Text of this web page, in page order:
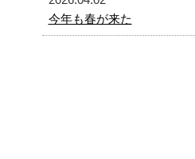
今年も春が来た